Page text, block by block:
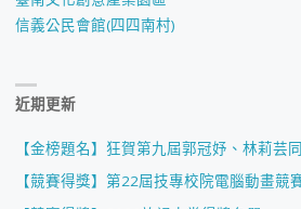
信義公民會館(四四南村)
近期更新
【金榜題名】狂賀第九屆郭冠妤、林莉芸
【競賽得獎】第22屆技專校院電腦動畫競